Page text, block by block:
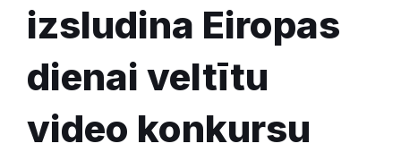
izsludina Eiropas
dienai veltītu
video konkursu